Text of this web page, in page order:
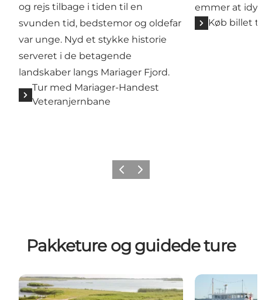
og rejs tilbage i tiden til en
svunden tid, bedstemor og oldefar
var unge. Nyd et stykke historie
serveret i de betagende
landskaber langs Mariager Fjord.
Tur med Mariager-Handest
Veteranjernbane
emmer at
Køb billet
Forrige billede
Næste billede
Pakketure og guidede ture
Guidede busture med Limfjordsmuseets veteranbus
SALT TUREN